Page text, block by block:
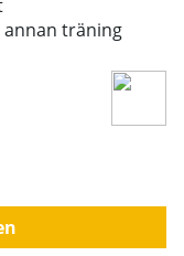
träning